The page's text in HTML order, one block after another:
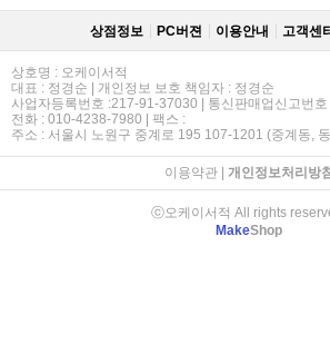
상점정보 PC버젼 이용안내 고객센
상호명 : 오케이서적
대표 : 정경순 | 개인정보 보호 책임자 : 정경순
사업자등록번호 :217-91-37030 | 통신판매업신고번
전화 : 010-4238-7980 | 팩스 :
주소 : 서울시 노원구 중계로 195 107-1201 (중계동,
이용약관| 개인정보처리방
ⓒ오케이서적 All rights
MakeShop